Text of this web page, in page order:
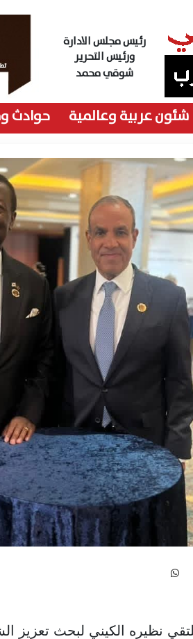
رئيس مجلس الادارة
ورئيس التحرير
شوقي محمد
شئون عربية وعالمية حوادث
نظيره الكيني لبحث تعزيز